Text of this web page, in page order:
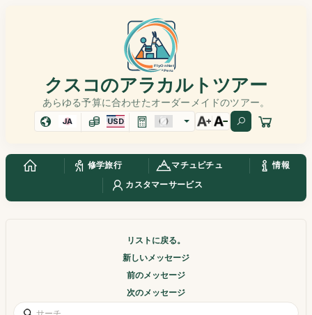
クスコのアラカルトツアー
あらゆる予算に合わせたオーダーメイドのツアー。
JA USD
修学旅行 マチュピチュ
情報
カスタマーサービス
リストに戻る。
新しいメッセージ
前のメッセージ
次のメッセージ